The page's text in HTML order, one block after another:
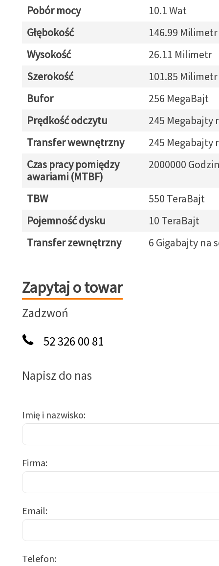
Pobór mocy
10.1 Wat
Głębokość
146.99 Milimetr
Wysokość
26.11 Milimetr
Szerokość
101.85 Milimetr
Bufor
256 MegaBajt
Prędkość odczytu
245 Megabajty
Transfer wewnętrzny
245 Megabajty
Czas pracy pomiędzy
awariami (MTBF)
2000000
TBW
550 TeraBajt
Pojemność dysku
10 TeraBajt
Transfer zewnętrzny
6 Gigabajty na
Zapytaj o towar
Zapytaj o towar
Zadzwoń
52 326 00 81
Napisz do nas
Imię i nazwisko
Firma
Email
Telefon